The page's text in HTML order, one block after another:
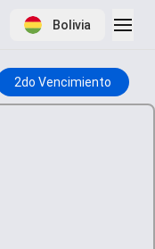
Bolivia
2do Vencimiento